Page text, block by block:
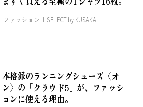
ファッション SELECT by KUSAKA
本格派のランニングシューズ 〈オ
ン〉の「クラウド5」が、 ファッシ
ョンに使える理由。